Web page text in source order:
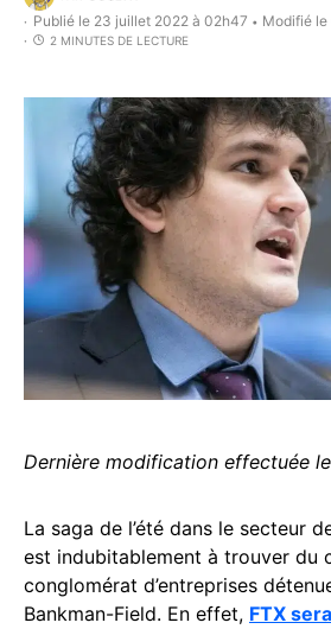
Publié le 23 juillet 2022 à 02h47 • Modifié
2 MINUTES DE LECTURE
Dernière modification effectuée
La saga de l’été dans le secteur
est indubitablement à trouver du
conglomérat d’entreprises
Bankman-Field. En effet, FTX